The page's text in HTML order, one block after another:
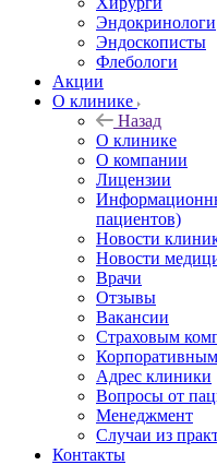
Эндокринологи
Эндоскописты
Флебологи
Акции
О клинике
Назад
О клинике
О компании
Лицензии
пациентов)
Новости
Новости
Врачи
Отзывы
Вакансии
Страховым
Адрес клиники
Вопросы от
Менеджмент
Случаи из
Контакты